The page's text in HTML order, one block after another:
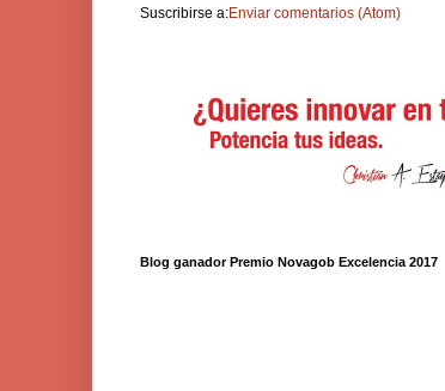
Suscribirse a:Enviar comentarios (Atom)
Blog ganador Premio Novagob Excelencia 2017